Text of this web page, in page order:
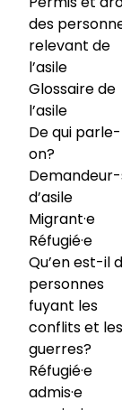
des
relevant de
l’asile
Glossaire de
l’asile
De qui
on?
d’asile
Migrant·e
Réfugié·e
Qu’en est-il
personnes
fuyant les
conflits et les
guerres?
Réfugié·e
admis·e